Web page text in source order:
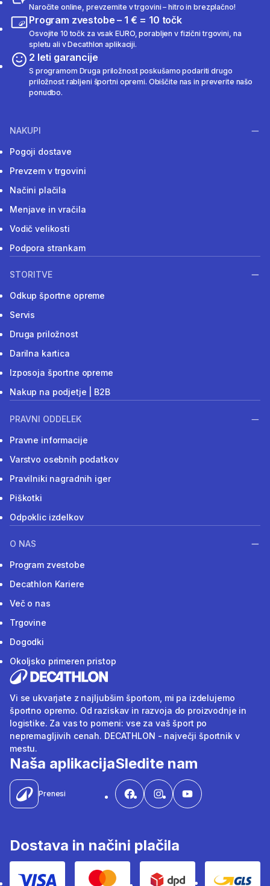
Naročite online, prevzemite v trgovini – hitro in brezplačno!
Program zvestobe – 1 € = 10 točk
Osvojite 10 točk za vsak EURO, porabljen v fizični trgovini, na
spletu ali v Decathlon aplikaciji.
2 leti garancije
S programom Druga priložnost poskušamo podariti drugo
priložnost rabljeni športni opremi. Obiščite nas in preverite našo
ponudbo.
NAKUPI
Pogoji dostave
Prevzem v trgovini
Načini plačila
Menjave in vračila
Vodič velikosti
Podpora strankam
STORITVE
Odkup športne opreme
Servis
Druga priložnost
Darilna kartica
Izposoja športne opreme
Nakup na podjetje | B2B
PRAVNI ODDELEK
Pravne informacije
Varstvo osebnih podatkov
Pravilniki nagradnih iger
Piškotki
Odpoklic izdelkov
O NAS
Program zvestobe
Decathlon Kariere
Več o nas
Trgovine
Dogodki
Okoljsko primeren pristop
Vi se ukvarjate z najljubšim športom, mi pa izdelujemo
športno opremo. Od raziskav in razvoja do proizvodnje in
logistike. Za vas to pomeni: vse za vaš šport po
nepremagljivih cenah. DECATHLON - največji športnik v
mestu.
Naša aplikacija
Prenesi
Sledite nam
Dostava in načini plačila